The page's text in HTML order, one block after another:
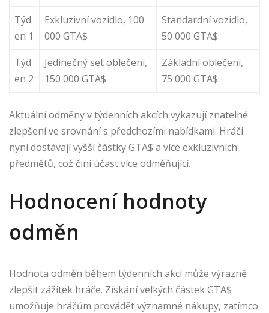
Týd
en 1
Exkluzivní vozidlo, 100
000 GTA$
Standardní vozidlo,
50 000 GTA$
Týd
en 2
Jedinečný set oblečení,
150 000 GTA$
Základní oblečení,
75 000 GTA$
Aktuální odměny v týdenních akcích vykazují znatelné
zlepšení ve srovnání s předchozími nabídkami. Hráči
nyní dostávají vyšší částky GTA$ a více exkluzivních
předmětů, což činí účast více odměňující.
Hodnocení hodnoty
odměn
Hodnota odměn během týdenních akcí může výrazně
zlepšit zážitek hráče. Získání velkých částek GTA$
umožňuje hráčům provádět významné nákupy, zatímco